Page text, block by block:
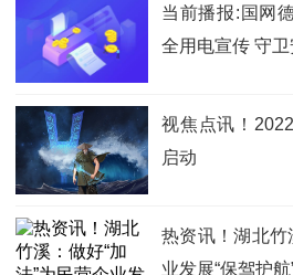
当前播报:国网
全用电宣传 守
视焦点讯！
启动
热资讯！湖北竹
业发展“保驾护航